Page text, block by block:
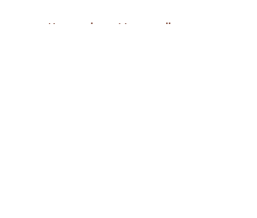
Kostenlose Versandkosten